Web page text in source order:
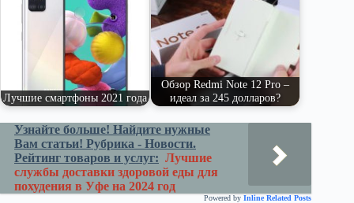
Лучшие смартфоны 2021 года
Обзор Redmi Note 12 Pro –
идеал за 245 долларов?
Узнайте больше! Найдите нужные
Вам статьи! Рубрика - Новости.
Рейтинг товаров и услуг: Лучшие
службы доставки здоровой еды для
похудения в Уфе на 2024 год
Powered by Inline Related Posts